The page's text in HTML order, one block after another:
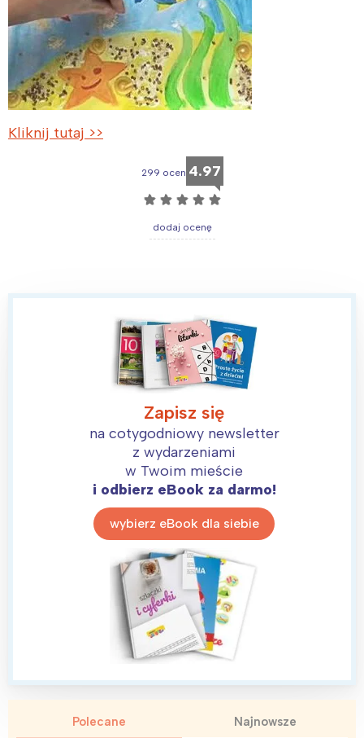
Kliknij tutaj >>
299 ocen 4.97
☆ ☆ ☆ ☆ ☆
dodaj ocenę
Zapisz się
na cotygodniowy newsletter
z wydarzeniami
w Twoim mieście
i odbierz eBook za darmo!
wybierz eBook dla siebie
Polecane Najnowsze